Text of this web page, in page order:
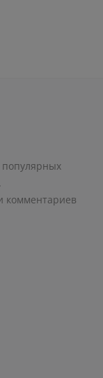
популярных
комментариев